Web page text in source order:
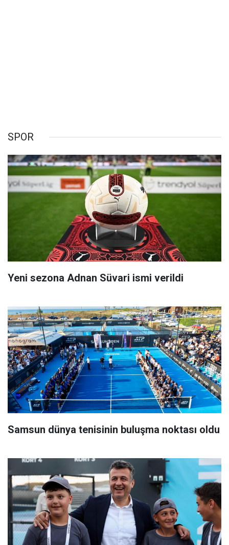
SPOR
Yeni sezona Adnan Süvari ismi verildi
Samsun dünya tenisinin buluşma noktası oldu